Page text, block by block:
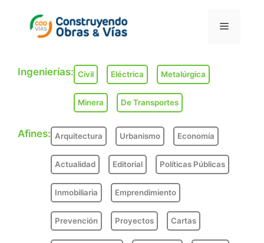
contenido
Menú
Ingenierías: Civil Eléctrica Metalúrgica
Minera De Transportes
Afines: Arquitectura Urbanismo Economía
Actualidad Editorial Políticas Públicas
Inmobiliaria Emprendimiento
Prevención Proyectos Cartas